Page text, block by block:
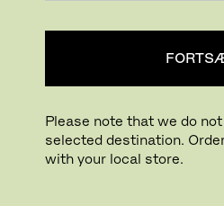
Please note that we do
selected destination.
with your local store.